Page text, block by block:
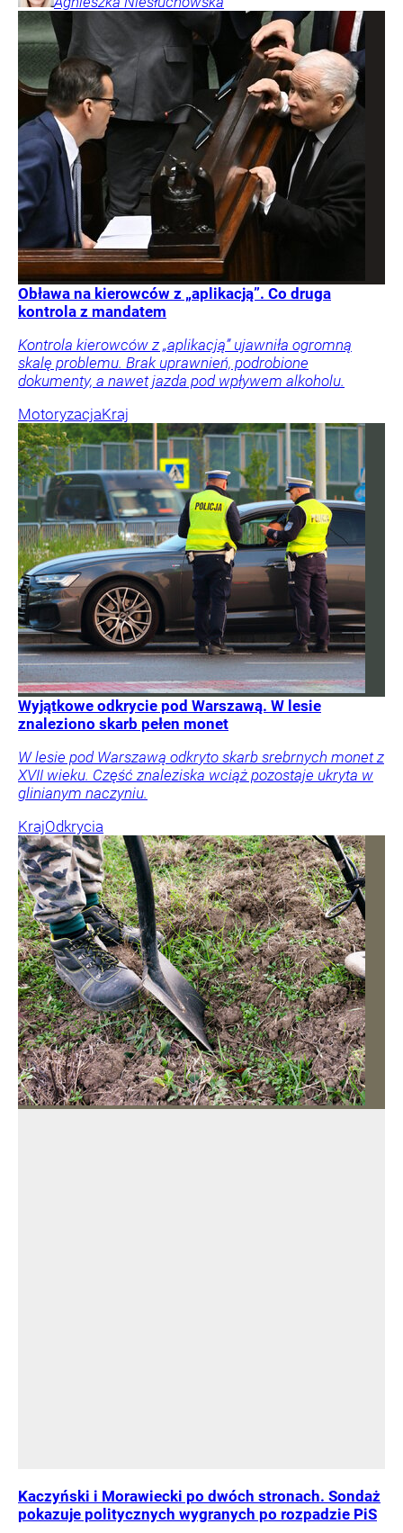
Obława na kierowców z „aplikacją”. Co druga
kontrola z mandatem
Kontrola kierowców z „aplikacją” ujawniła ogromną
skalę problemu. Brak uprawnień, podrobione
dokumenty, a nawet jazda pod wpływem alkoholu.
MotoryzacjaKraj
Wyjątkowe odkrycie pod Warszawą. W lesie
znaleziono skarb pełen monet
W lesie pod Warszawą odkryto skarb srebrnych monet z
XVII wieku. Część znaleziska wciąż pozostaje ukryta w
glinianym naczyniu.
KrajOdkrycia
Kaczyński i Morawiecki po dwóch stronach. Sondaż
pokazuje politycznych wygranych po rozpadzie PiS